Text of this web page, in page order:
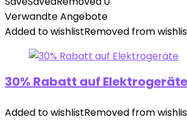
Verwandte Angebote
Added to wishlistRemoved from
30% Rabatt auf Elektrogeräte
Added to wishlistRemoved from